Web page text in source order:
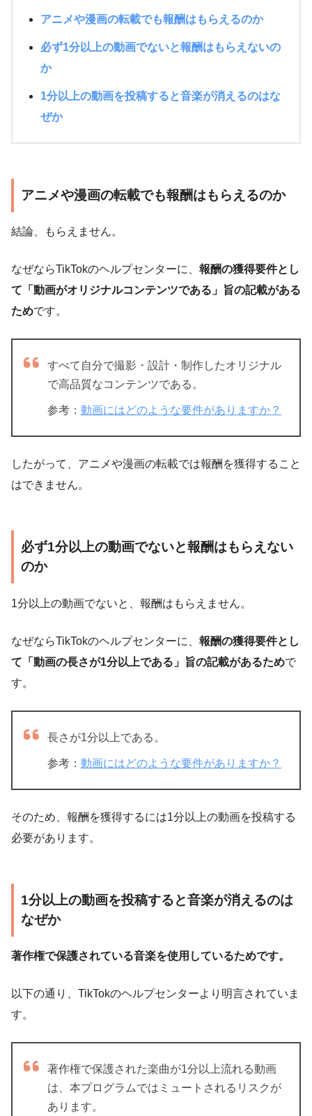
アニメや漫画の転載でも報酬はもらえるのか
必ず1分以上の動画でないと報酬はもらえないの
か
1分以上の動画を投稿すると音楽が消えるのはな
ぜか
アニメや漫画の転載でも報酬はもらえるのか
結論、もらえません。
なぜならTikTokのヘルプセンターに、 報酬の獲得要件とし
て「動画がオリジナルコンテンツである」旨の記載がある
ためです。
すべて自分で撮影・設計・制作したオリジナル
で高品質なコンテンツである。
参考： 動画にはどのような要件がありますか？
したがって、アニメや漫画の転載では報酬を獲得すること
はできません。
必ず1分以上の動画でないと報酬はもらえない
のか
1分以上の動画でないと、報酬はもらえません。
なぜならTikTokのヘルプセンターに、 報酬の獲得要件とし
て「動画の長さが1分以上である」旨の記載があるためで
す。
長さが1分以上である。
参考： 動画にはどのような要件がありますか？
そのため、報酬を獲得するには1分以上の動画を投稿する
必要があります。
1分以上の動画を投稿すると音楽が消えるのは
なぜか
著作権で保護されている音楽を使用しているためです。
以下の通り、TikTokのヘルプセンターより明言されていま
す。
著作権で保護された楽曲が1分以上流れる動画
は、本プログラムではミュートされるリスクが
あります。